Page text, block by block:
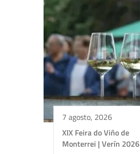
7 agosto, 2026
XIX Feira do Viño de
Monterrei | Verín 2026